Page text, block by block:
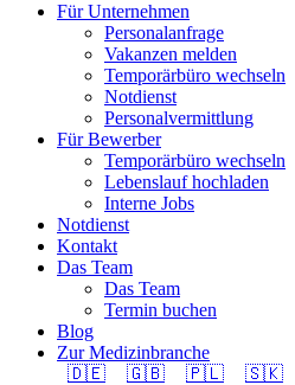
Für Unternehmen
Personalanfrage
Vakanzen melden
Temporärbüro wechseln
Notdienst
Personalvermittlung
Für Bewerber
Temporärbüro wechseln
Lebenslauf hochladen
Interne Jobs
Notdienst
Kontakt
Das Team
Das Team
Termin buchen
Blog
Zur Medizinbranche
🇩🇪
🇬🇧 🇵🇱 🇸🇰